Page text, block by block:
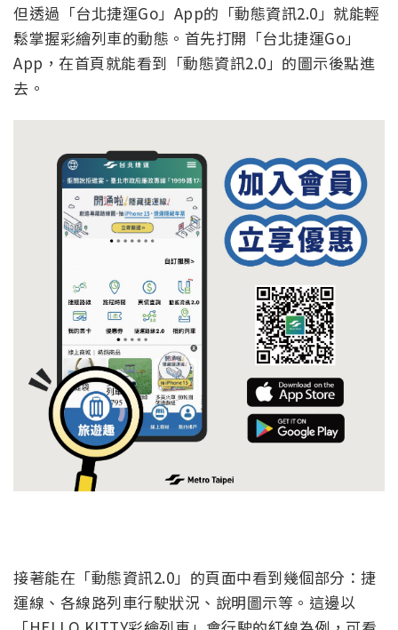
但透過「台北捷運Go」App的「動態資訊2.0」就能輕
鬆掌握彩繪列車的動態。首先打開「台北捷運Go」
App，在首頁就能看到「動態資訊2.0」的圖示後點進
去。
接著能在「動態資訊2.0」的頁面中看到幾個部分：捷
運線、各線路列車行駛狀況、說明圖示等。這邊以